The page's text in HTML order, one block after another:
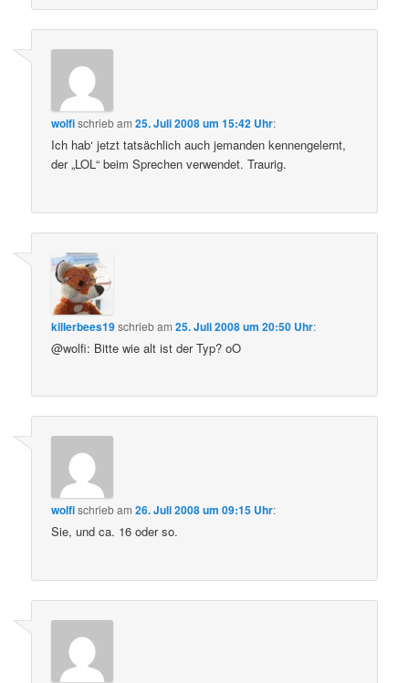
wolfischriebam25. Juli 2008 um 15:42 Uhr:
Ich hab‘ jetzt tatsächlich auch jemanden kennengelernt,
der „LOL“ beim Sprechen verwendet. Traurig.
killerbees19schriebam25. Juli 2008 um 20:50 Uhr:
@wolfi: Bitte wie alt ist der Typ? oO
wolfischriebam26. Juli 2008 um 09:15 Uhr:
Sie, und ca. 16 oder so.